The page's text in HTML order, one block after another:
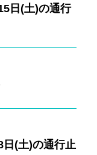
日(土)の通行
(土)の通行止